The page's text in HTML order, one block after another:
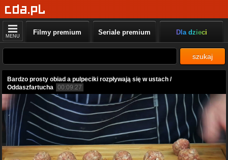
MENU Filmy premium Seriale premium Dla dzieci
szukaj
Bardzo prosty obiad a pulpeciki rozpływają się w ustach /
Oddaszfartucha 00:09:27